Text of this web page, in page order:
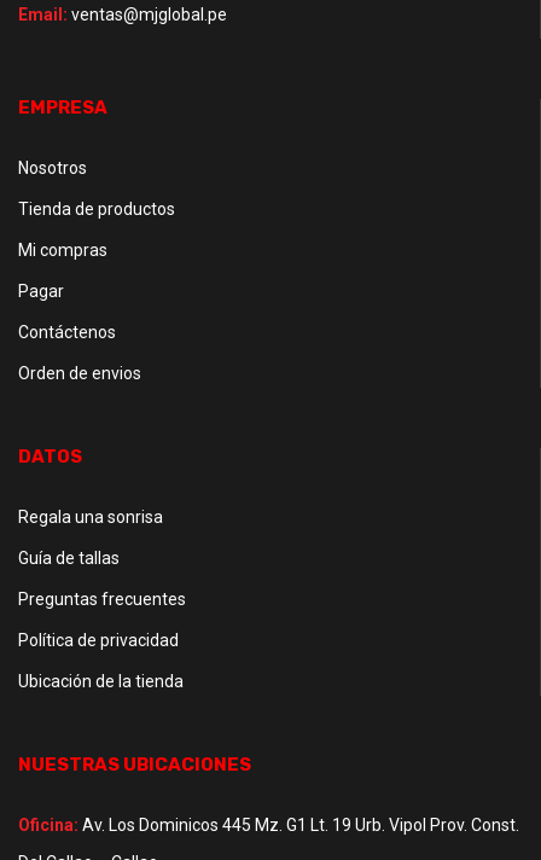
Email: ventas@mjglobal.pe
EMPRESA
Nosotros
Tienda de productos
Mi compras
Pagar
Contáctenos
Orden de envios
DATOS
Regala una sonrisa
Guía de tallas
Preguntas frecuentes
Política de privacidad
Ubicación de la tienda
NUESTRAS UBICACIONES
Oficina: Av. Los Dominicos 445 Mz. G1 Lt. 19 Urb. Vipol Prov. Const.